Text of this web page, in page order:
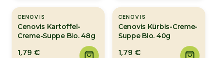
CENOVIS
Cenovis Kartoffel-
Creme-Suppe Bio. 48g
1,79 €
CENOVIS
Cenovis Kürbis-Creme-
Suppe Bio. 40g
1,79 €